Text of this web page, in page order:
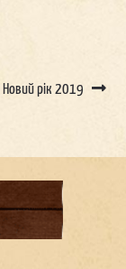
Новий рік 2019